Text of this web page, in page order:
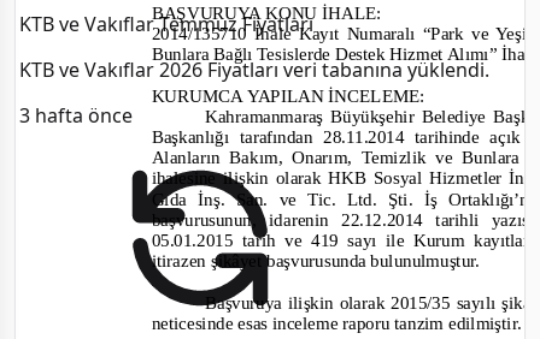
KTB ve Vakıflar Temmuz Fiyatları
KTB ve Vakıflar 2026 Fiyatları veri tabanına yüklendi.
3 hafta önce
BAŞVURUYA KONU İHALE:
2014/135710İhale Kayıt Numaralı “Park ve
Bunlara Bağlı Tesislerde Destek Hizmet Alımı”
KURUMCA YAPILAN İNCELEME:
Kahramanmaraş Büyükşehir Belediye
Başkanlığı tarafından 28.11.2014 tarihindeaçık
Alanların Bakım, Onarım, Temizlik ve Bunlara
ihalesineilişkin olarakHKB Sosyal Hizmetler İnş.
Gıda İnş. San. ve Tic. Ltd. Şti. İş
başvurusunun, idarenin 22.12.2014tarihli
05.01.2015 tarih ve 419sayı ile Kurum
itirazen şikâyet başvurusunda bulunulmuştur.
Başvuruya ilişkin olarak 2015/35 sayılı
neticesinde esas inceleme raporu tanzim edilmiştir.